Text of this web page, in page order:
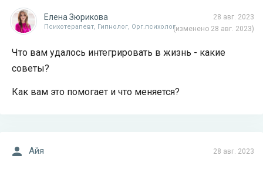
28 авг. 2023
(изменено 28 авг. 2023)
Елена Зюрикова
Психотерапевт, Гипнолог, Орг.психолог
Что вам удалось интегрировать в жизнь - какие
советы?
Как вам это помогает и что меняется?
28 авг. 2023
Айя